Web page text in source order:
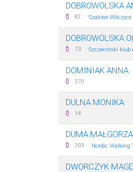
DOBROWOLSKA
82 · Szalone Wilczyce
DOBROWOLSKA
73 · Szczeciński klub
DOMINIAK ANNA
270
DULNA MONIKA
14
DUMA
203 · Nordic Walking
DWORCZYK